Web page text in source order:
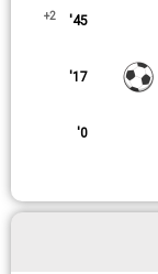
'45
+2
'17
'0